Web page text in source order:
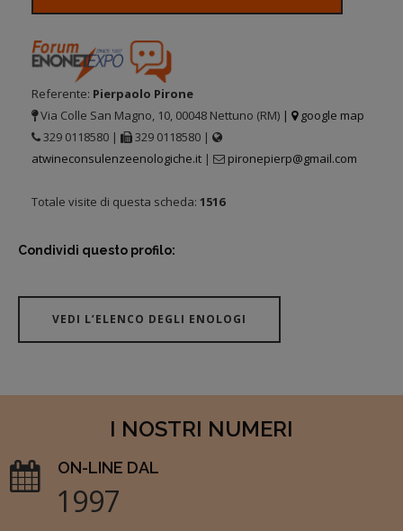
Referente: Pierpaolo Pirone
Via Colle San Magno, 10, 00048 Nettuno (RM) |
google map
329 0118580 |
329 0118580 |
atwineconsulenzeenologiche.it | pironepierp@gmail.com
Totale visite di questa scheda: 1516
Condividi questo profilo:
VEDI L’ELENCO DEGLI ENOLOGI
I NOSTRI NUMERI
ON-LINE DAL
1997